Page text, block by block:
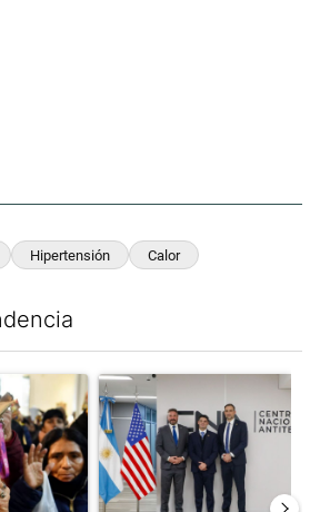
Hipertensión Calor
con el título "San Cayetano 2026:
Un artículo de tendencia con